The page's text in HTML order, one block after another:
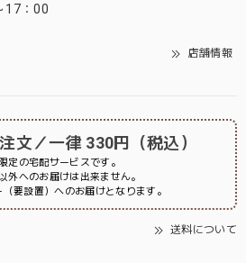
17：00
店舗情報
文／一律 330円（税込）
定の宅配サービスです。
外へのお届けは出来ません。
要設置）へのお届けとなります。
送料について